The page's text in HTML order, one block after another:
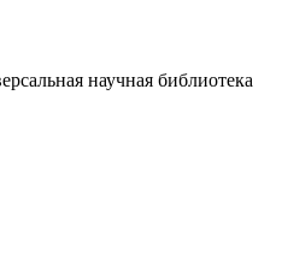
научная библиотека